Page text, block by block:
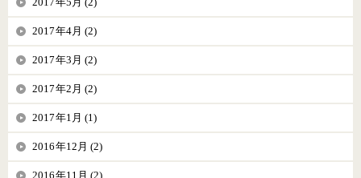
2017年4月 (2)
2017年3月 (2)
2017年2月 (2)
2017年1月 (1)
2016年12月 (2)
2016年11月 (2)